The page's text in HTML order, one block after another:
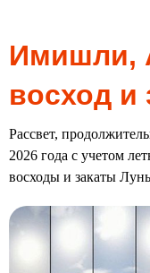
Имишли,
восход и
Рассвет,
2026 года с учетом
восходы и закаты